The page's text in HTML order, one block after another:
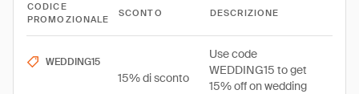
CODICE
PROMOZIONALE
SCONTO DESCRIZIONE
WEDDING15
15% di sconto
Use code
WEDDING15 to get
15% off on wedding